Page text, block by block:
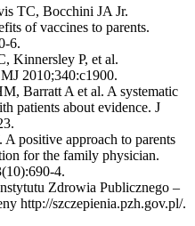
TC, Bocchini JA Jr.
of vaccines to parents.
6.
Kinnersley P, et al.
2010;340:c1900.
Barratt A et al. A systematic
patients about evidence. J
positive approach to parents
for the family physician.
4.
Zdrowia Publicznego –
http://szczepienia.pzh.gov.pl/.